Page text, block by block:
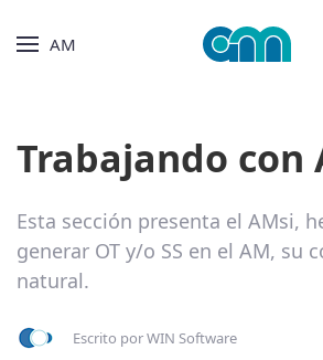
AM
Trabajando con
Esta sección presenta el AMsi,
generar OT y/o SS en el AM, su
natural.
Escrito porWIN Software